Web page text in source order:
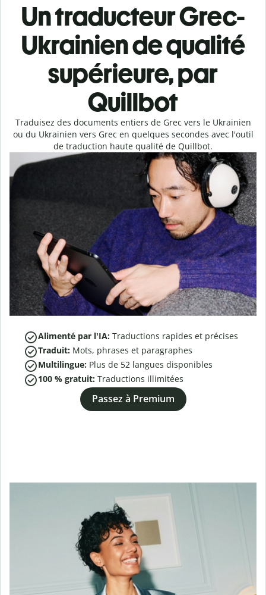
Un traducteur Grec-
Ukrainien de qualité
supérieure, par
Quillbot
Traduisez des documents entiers de Grec vers le Ukrainien
ou du Ukrainien vers Grec en quelques secondes avec l'outil
de traduction haute qualité de Quillbot.
Alimenté par l'IA: Traductions rapides et précises
Traduit: Mots, phrases et paragraphes
Multilingue: Plus de 52 langues disponibles
100 % gratuit: Traductions illimitées
Passez à Premium